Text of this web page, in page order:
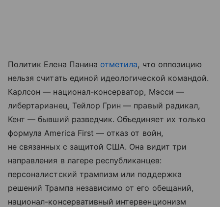
Политик Елена Панина отметила, что оппозицию
нельзя считать единой идеологической командой.
Карлсон — национал-консерватор, Мэсси —
либертарианец, Тейлор Грин — правый радикал,
Кент — бывший разведчик. Объединяет их только
формула America First — отказ от войн,
не связанных с защитой США. Она видит три
направления в лагере республиканцев:
персоналистский трампизм или поддержка
решений Трампа независимо от его обещаний,
национал-консервативный интервенционизм